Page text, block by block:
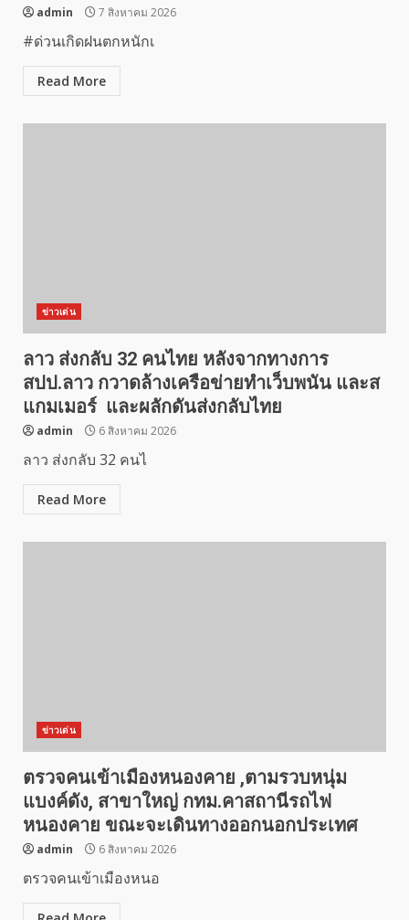
admin 7 สิงหาคม 2026
#ด่วนเกิดฝนตกหนักเ
Read More
ข่าวเด่น
ลาว ส่งกลับ 32 คนไทย หลังจากทางการ
สปป.ลาว กวาดล้างเครือข่ายทำเว็บพนัน และส
แกมเมอร์ และผลักดันส่งกลับไทย
admin 6 สิงหาคม 2026
ลาว ส่งกลับ 32 คนไ
Read More
ข่าวเด่น
ตรวจคนเข้าเมืองหนองคาย ,ตามรวบหนุ่ม
แบงค์ดัง, สาขาใหญ่ กทม.คาสถานีรถไฟ
หนองคาย ขณะจะเดินทางออกนอกประเทศ
admin 6 สิงหาคม 2026
ตรวจคนเข้าเมืองหนอ